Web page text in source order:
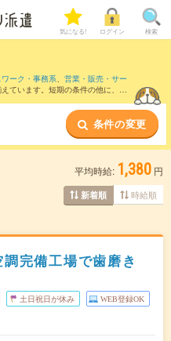
気になる! ログイン 検索
ーク・事務系、 営業・販売・サー
ています。短期の条件の他に、 交
条件の変更
平均時給: 1,380 円
新着順 時給順
完備工場で歯磨き
土日祝日が休み WEB登録OK